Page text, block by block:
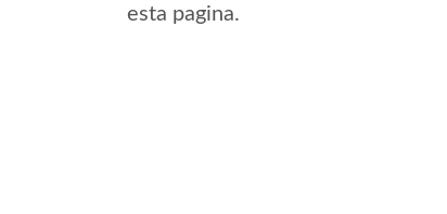
esta pagina.